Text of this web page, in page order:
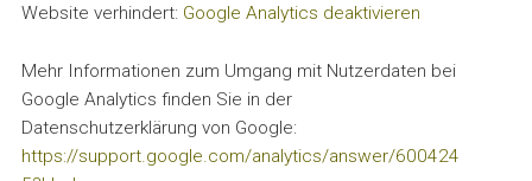
Website verhindert: Google Analytics deaktivieren
Mehr Informationen zum Umgang mit Nutzerdaten bei
Google Analytics finden Sie in der
Datenschutzerklärung von Google:
https://support.google.com/analytics/answer/600424